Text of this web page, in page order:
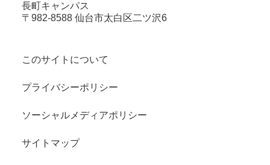
長町キャンパス
〒982-8588 仙台市太白区二ツ沢6
このサイトについて
プライバシーポリシー
ソーシャルメディアポリシー
サイトマップ